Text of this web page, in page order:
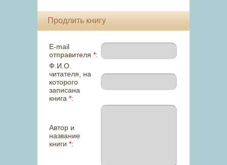
Продлить книгу
E-mail
отправителя *:
Ф.И.О.
читателя, на
которого
записана
книга *:
Автор и
название
книги *: